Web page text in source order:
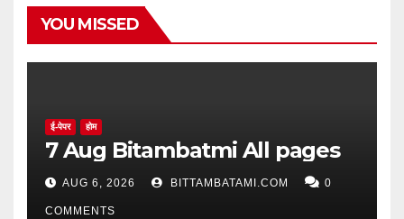
YOU MISSED
ई-पेपर होम
7 Aug Bitambatmi All pages
AUG 6, 2026 BITTAMBATAMI.COM 0
COMMENTS